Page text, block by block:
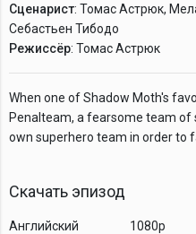
Сценарист: Томас Астрюк,
Себастьен Тибодо
Режиссёр: Томас Астрюк
When one of Shadow Moth's
Penalteam, a fearsome team of
own superhero team in order to
Скачать эпизод
Английский
1080p